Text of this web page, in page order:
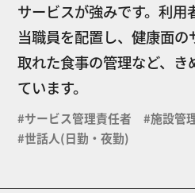
サービスが強みです。利用
当職員を配置し、健康面
取れた食事の管理など、き
ています。
#サービス管理責任者 #施設
#世話人(日勤・夜勤)